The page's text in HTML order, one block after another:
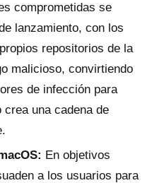
comprometidas se
lanzamiento, con los
repositorios de la
malicioso, convirtiendo
de infección para
una cadena de
En objetivos
a los usuarios para